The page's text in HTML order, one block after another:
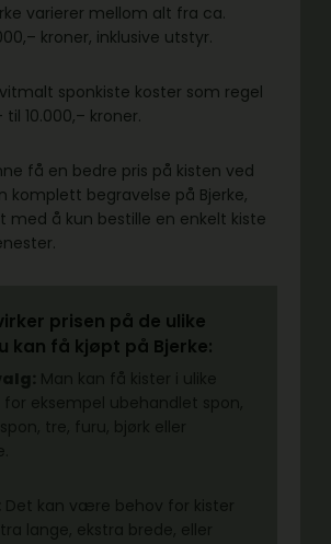
varierer mellom alt fra ca.
kroner, inklusive utstyr.
sponkiste koster som regel
10.000,– kroner.
få en bedre pris på kisten ved
komplett begravelse på Bjerke,
med å kun bestille en enkelt kiste
prisen på de ulike
kan få kjøpt på Bjerke: